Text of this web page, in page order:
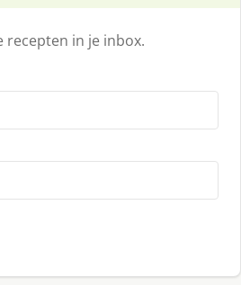
recepten in je inbox.